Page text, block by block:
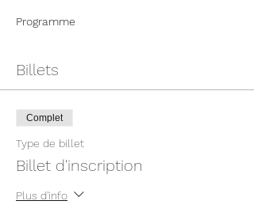
Programme
d'apéro. Vous connaissez Montagne en
Transports
Comme d'habitude, le Crew compte sur le
partage et donc le covoiturage entre les
participantes. Tu pourras trouver une
copilote ou être passagère dans le groupe
Billets
Complet
Type de billet
Billet d'inscription
Plus d'info